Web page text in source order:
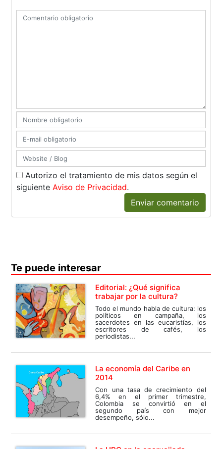
Autorizo el tratamiento de mis datos según el
siguiente Aviso de Privacidad.
Enviar comentario
Te puede interesar
Editorial: ¿Qué significa
trabajar por la cultura?
Todo el mundo habla de cultura: los
políticos en campaña, los
sacerdotes en las eucaristías, los
escritores de cafés, los
periodistas...
La economía del Caribe en
2014
Con una tasa de crecimiento del
6,4% en el primer trimestre,
Colombia se convirtió en el
segundo país con mejor
desempeño, sólo...